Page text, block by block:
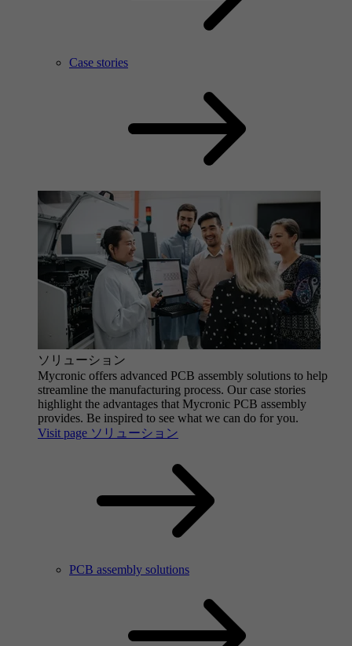
Case stories
ソリューション
Mycronic offers advanced PCB assembly solutions to help
streamline the manufacturing process. Our case stories
highlight the advantages that Mycronic PCB assembly
provides. Be inspired to see what we can do for you.
Visit page ソリューション
PCB assembly solutions